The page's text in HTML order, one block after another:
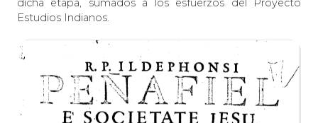
dicha etapa, sumados a los esfuerzos del Proyecto
Estudios Indianos.